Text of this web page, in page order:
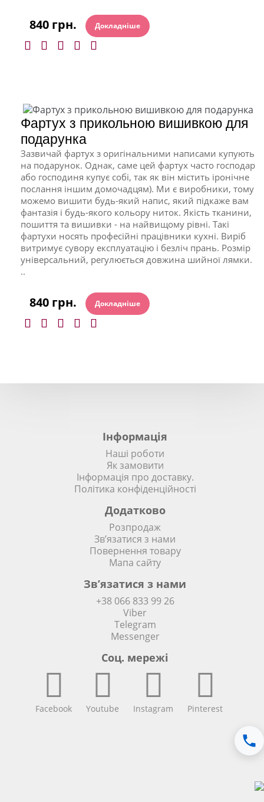
840 грн. Докладніше
Фартух з прикольною вишивкою для
подарунка
Зазвичай фартух з оригінальними написами купують
на подарунок. Однак, саме цей фартух часто господар
або господиня купує собі, так як він містить іронічне
послання іншим домочадцям). Ми є виробники, тому
можемо вишити будь-який напис, який підкаже вам
фантазія і будь-якого кольору ниток. Якість тканини,
пошиття та вишивки - на найвищому рівні. Такі
фартухи носять професійні працівники кухні. Виріб
витримує сувору експлуатацію і безліч прань. Розмір
універсальний, регулюється довжина шийної лямки.
..
840 грн. Докладніше
Інформація
Наші роботи
Як замовити
Інформація про доставку.
Політика конфіденційності
Додатково
Розпродаж
Зв’язатися з нами
Повернення товару
Мапа сайту
Зв’язатися з нами
+38 066 833 99 26
Viber
Telegram
Messenger
Соц. мережi
Facebook Youtube Instagram Pinterest